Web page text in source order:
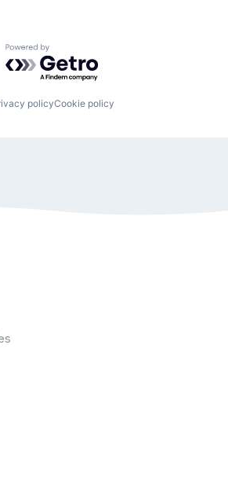
Powered by Getro.com
policyCookie policy